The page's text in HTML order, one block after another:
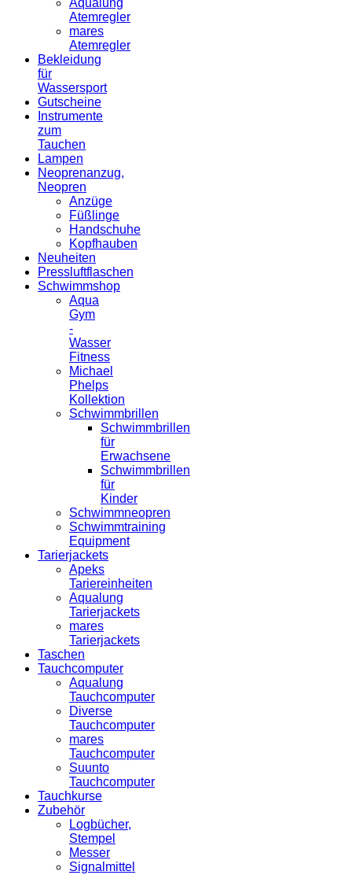
Aqualung
Atemregler
mares
Atemregler
Bekleidung
für
Wassersport
Gutscheine
Instrumente
zum
Tauchen
Lampen
Neoprenanzug,
Neopren
Anzüge
Füßlinge
Handschuhe
Kopfhauben
Neuheiten
Pressluftflaschen
Schwimmshop
Aqua
Gym
-
Wasser
Fitness
Michael
Phelps
Kollektion
Schwimmbrillen
Schwimmbrillen
für
Erwachsene
Schwimmbrillen
für
Kinder
Schwimmneopren
Schwimmtraining
Equipment
Tarierjackets
Apeks
Tariereinheiten
Aqualung
Tarierjackets
mares
Tarierjackets
Taschen
Tauchcomputer
Aqualung
Tauchcomputer
Diverse
Tauchcomputer
mares
Tauchcomputer
Suunto
Tauchcomputer
Tauchkurse
Zubehör
Logbücher,
Stempel
Messer
Signalmittel